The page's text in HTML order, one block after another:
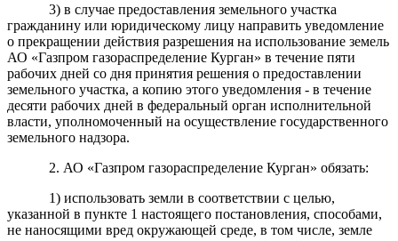
3) в случае предоставления земельного участка
гражданину или юридическому лицу направить уведомление
о прекращении действия разрешения на использование земель
АО «Газпром газораспределение Курган» в течение пяти
рабочих дней со дня принятия решения о предоставлении
земельного участка, а копию этого уведомления - в течение
десяти рабочих дней в федеральный орган исполнительной
власти, уполномоченный на осуществление государственного
земельного надзора.
2. АО «Газпром газораспределение Курган» обязать:
1) использовать земли в соответствии с целью,
указанной в пункте 1 настоящего постановления, способами,
не наносящими вред окружающей среде, в том числе, земле